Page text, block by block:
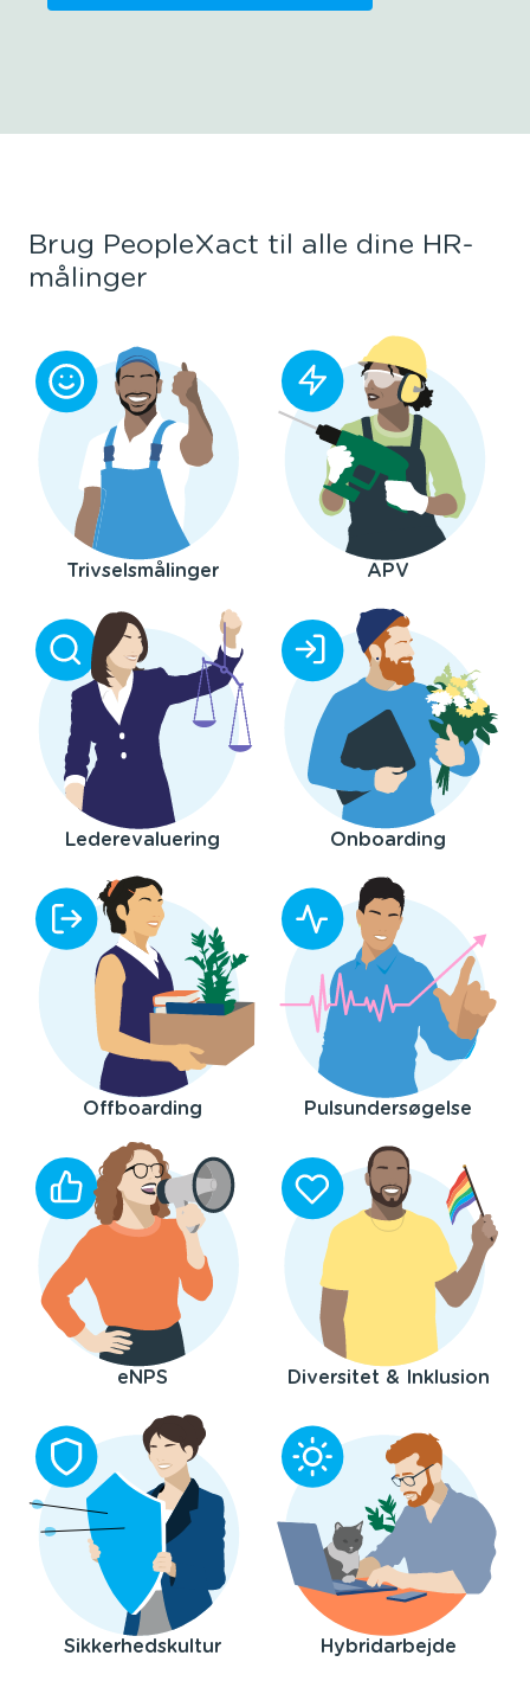
Brug PeopleXact til alle dine HR-
målinger
Trivselsmålinger APV
Lederevaluering Onboarding
Offboarding Pulsundersøgelse
eNPS Diversitet & Inklusion
Sikkerhedskultur Hybridarbejde